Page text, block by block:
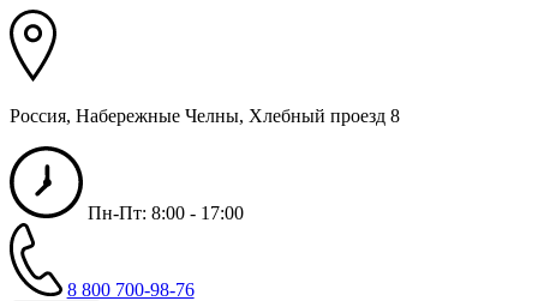
Россия, Набережные Челны, Хлебный проезд 8
Пн-Пт: 8:00 - 17:00
8 800 700-98-76